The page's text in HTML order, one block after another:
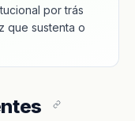
por trás
que sustenta o